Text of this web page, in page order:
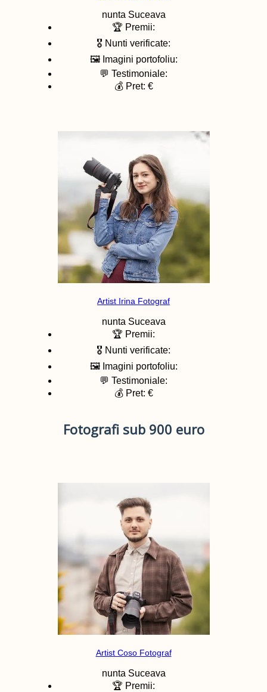
nunta Suceava
🏆 Premii:
🎖️ Nunti verificate:
🖼️ Imagini portofoliu:
💬 Testimoniale:
💰 Pret: €
Artist Irina Fotograf
nunta Suceava
🏆 Premii:
🎖️ Nunti verificate:
🖼️ Imagini portofoliu:
💬 Testimoniale:
💰 Pret: €
Fotografi sub 900 euro
Artist Coso Fotograf
nunta Suceava
🏆 Premii: